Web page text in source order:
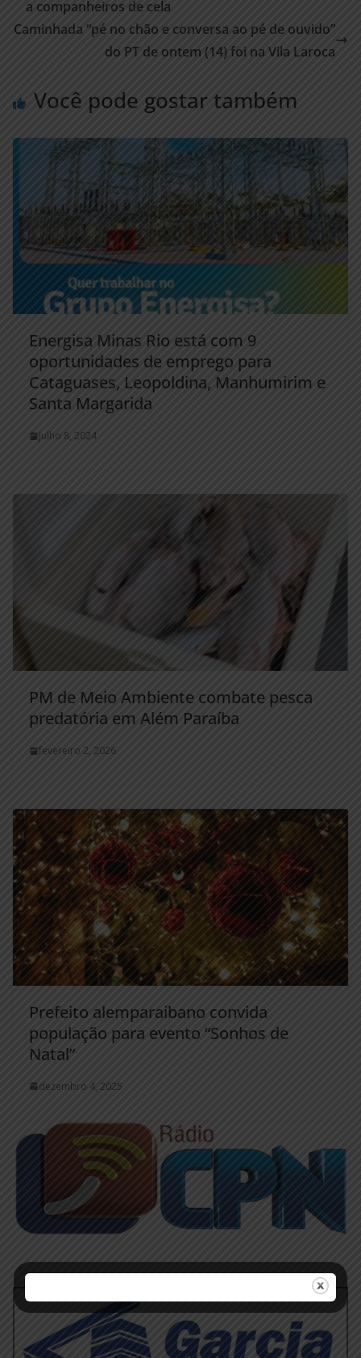
a companheiros de cela
Caminhada “pé no chão e conversa ao pé de ouvido”
do PT de ontem (14) foi na Vila Laroca
Você pode gostar também
Energisa Minas Rio está com 9
oportunidades de emprego para
Cataguases, Leopoldina, Manhumirim e
Santa Margarida
julho 8, 2024
PM de Meio Ambiente combate pesca
predatória em Além Paraíba
fevereiro 2, 2026
Prefeito alemparaibano convida
população para evento “Sonhos de
Natal”
dezembro 4, 2025